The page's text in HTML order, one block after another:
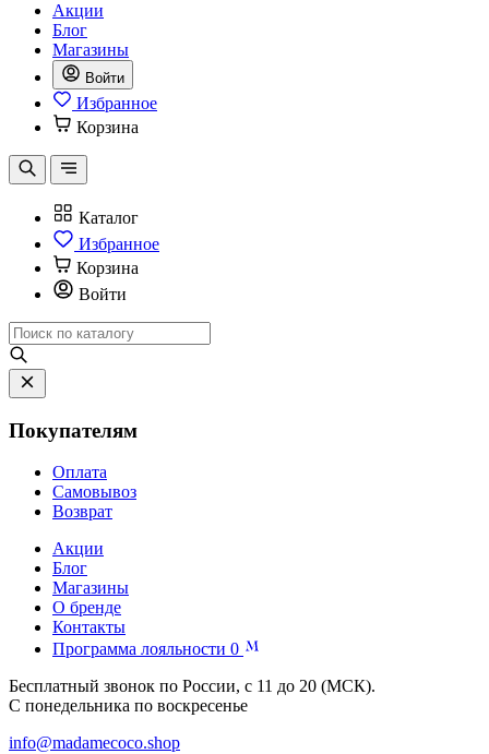
Акции
Блог
Магазины
Войти
Избранное
Корзина
Каталог
Избранное
Корзина
Войти
Покупателям
Оплата
Самовывоз
Возврат
Акции
Блог
Магазины
О бренде
Контакты
Программа лояльности 0
Бесплатный звонок по России, с 11 до 20 (МСК).
С понедельника по воскресенье
info@madamecoco.shop